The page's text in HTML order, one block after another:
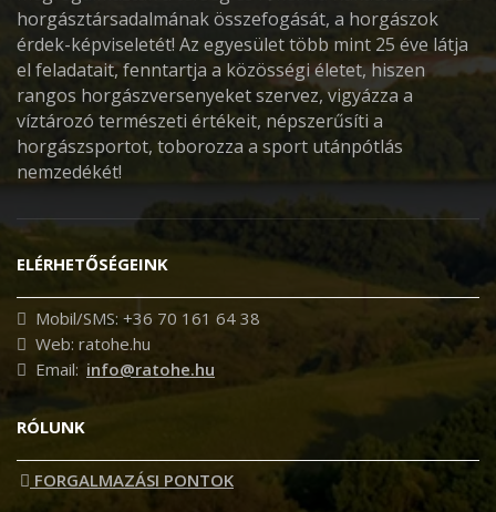
horgásztársadalmának összefogását, a horgászok
érdek-képviseletét! Az egyesület több mint 25 éve látja
el feladatait, fenntartja a közösségi életet, hiszen
rangos horgászversenyeket szervez, vigyázza a
víztározó természeti értékeit, népszerűsíti a
horgászsportot, toborozza a sport utánpótlás
nemzedékét!
ELÉRHETŐSÉGEINK
Mobil/SMS: +36 70 161 64 38
Web: ratohe.hu
Email: info@ratohe.hu
RÓLUNK
FORGALMAZÁSI PONTOK